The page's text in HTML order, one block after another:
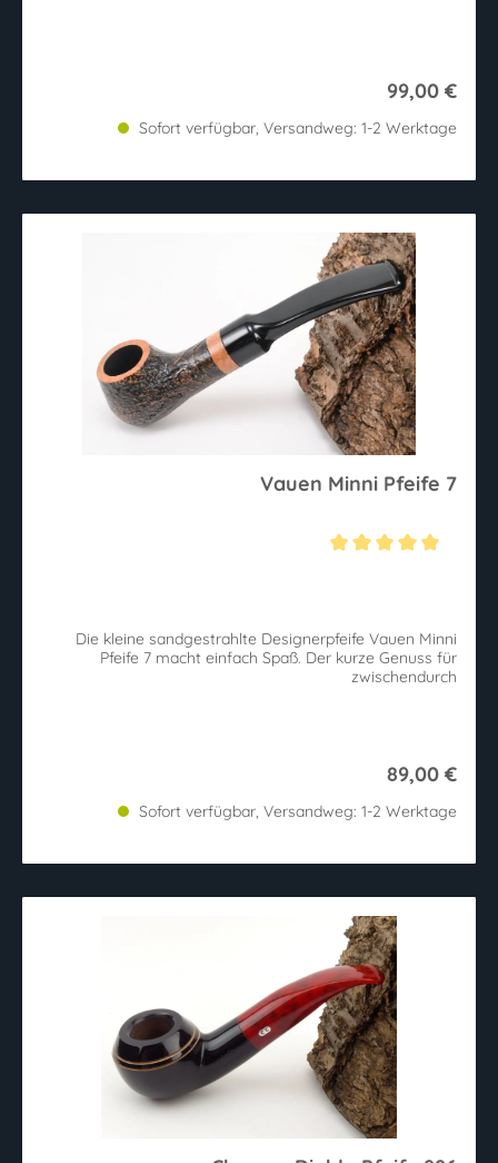
99,00 €
Sofort verfügbar, Versandweg: 1-2 Werktage
Vauen Minni Pfeife 7
Die kleine sandgestrahlte Designerpfeife Vauen Minni
Pfeife 7 macht einfach Spaß. Der kurze Genuss für
zwischendurch
89,00 €
Sofort verfügbar, Versandweg: 1-2 Werktage